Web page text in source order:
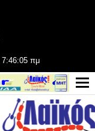
7:46:05 πμ